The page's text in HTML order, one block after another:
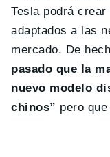
Tesla podrá
adaptados a las
mercado. De
pasado que la
nuevo modelo
chinos” pero